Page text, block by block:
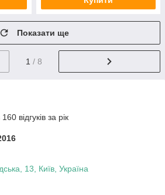
Показати ще
1 / 8
відгуків за рік
13, Київ, Україна